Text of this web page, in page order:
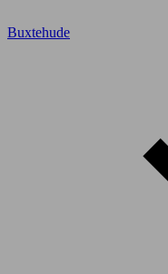
Buxtehude